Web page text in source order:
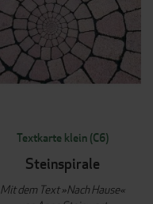
Textkarte klein (C6)
Steinspirale
Mit dem Text »Nach Hause«